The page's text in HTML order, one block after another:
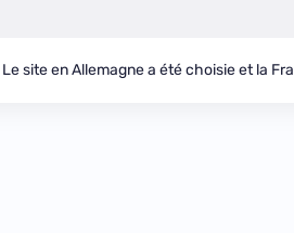
Le site en Allemagne a été choisie et la